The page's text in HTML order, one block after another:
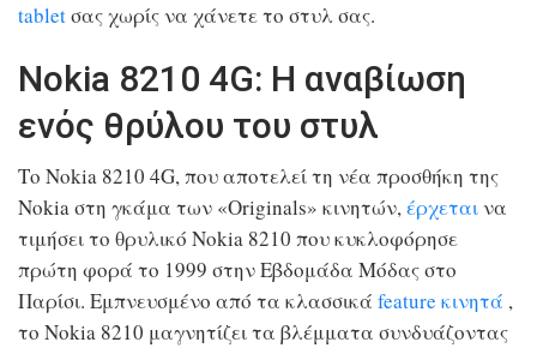
tabletσας χωρίς να χάνετε το στυλ σας.
Nokia 8210 4G: Η αναβίωση
ενός θρύλου του στυλ
Το Nokia 8210 4G, που αποτελεί τη νέα προσθήκη της
Nokia στη γκάμα των «Originals» κινητών,έρχεταινα
τιμήσει το θρυλικό Nokia 8210 που κυκλοφόρησε
πρώτη φορά το 1999 στην Εβδομάδα Μόδας στο
Παρίσι. Εμπνευσμένο από τα κλασσικά feature κινητά ,
το Nokia 8210 μαγνητίζει τα βλέμματα συνδυάζοντας